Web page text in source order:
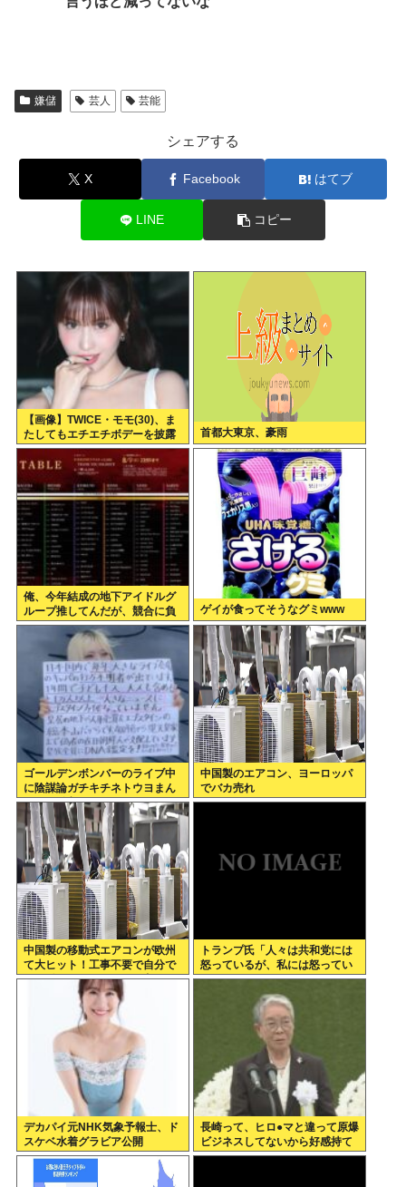
嫌儲 芸人 芸能
シェアする
X Facebook はてブ
LINE コピー
【画像】TWICE・モモ(30)、ま
たしてもエチエチボデーを披露
www
首都大東京、豪雨
俺、今年結成の地下アイドルグ
ループ推してんだが、競合に負
けてる。
ゲイが食ってそうなグミwww
ゴールデンボンバーのライブ中
に陰謀論ガチキチネトウヨまん
さんが乱入www
中国製のエアコン、ヨーロッパ
でバカ売れ
中国製の移動式エアコンが欧州
て大ヒット！工事不要で自分で
取り付け可、もうこれで良く
トランプ氏「人々は共和党には
怒っているが、私には怒ってい
ない」
デカパイ元NHK気象予報士、ド
スケベ水着グラビア公開
長崎って、ヒロ●マと違って原爆
ビジネスしてないから好感持て
るよな